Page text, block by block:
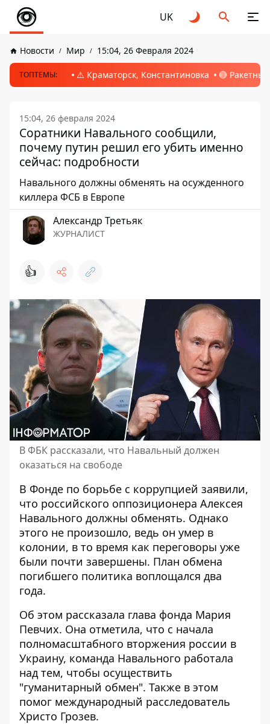
UK
Новости Мир 15:04, 26 Февраля 2024
ТОПТЕМЫ: ⚠️ Краматорск, Константиновка 🔴
15:04, 26 февраля 2024
Соратники Навального сообщили,
почему путин решил его убить именно
сейчас: подробности
Навального должны обменять на осужденного
киллера ФСБ в Европе
Александр Третьяк
ЖУРНАЛИСТ
👍
В ФБК рассказали, что Навальный должен
оказаться на свободе
В Фонде по борьбе с коррупцией заявили,
что российского оппозиционера Алексея
Навального должны обменять. Однако
этого не произошло, ведь он умер в
колонии, в то время как переговоры уже
были почти завершены. План обмена
погибшего политика воплощался два
года.
Об этом рассказала глава фонда Мария
Певчих. Она отметила, что с начала
полномасштабного вторжения россии в
Украину, команда Навального работала
над тем, чтобы осуществить
"гуманитарный обмен". Также в этом
помог международный расследователь
Христо Грозев.